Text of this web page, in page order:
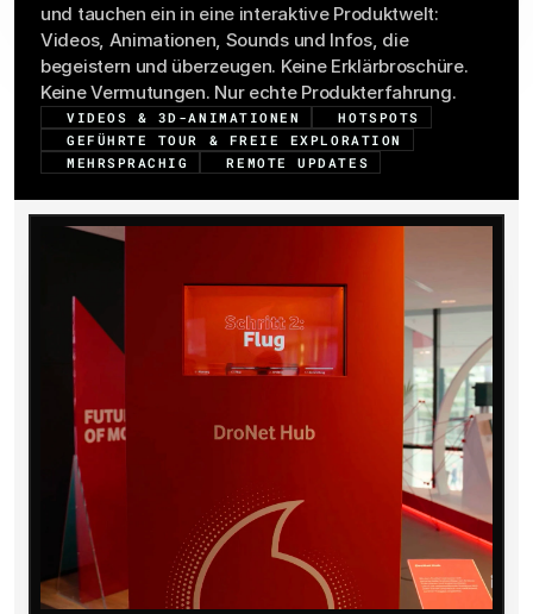
und tauchen ein in eine interaktive Produktwelt:
Videos, Animationen, Sounds und Infos, die
begeistern und überzeugen. Keine Erklärbroschüre.
Keine Vermutungen. Nur echte Produkterfahrung.
VIDEOS & 3D-ANIMATIONEN
HOTSPOTS
GEFÜHRTE TOUR & FREIE EXPLORATION
MEHRSPRACHIG
REMOTE UPDATES